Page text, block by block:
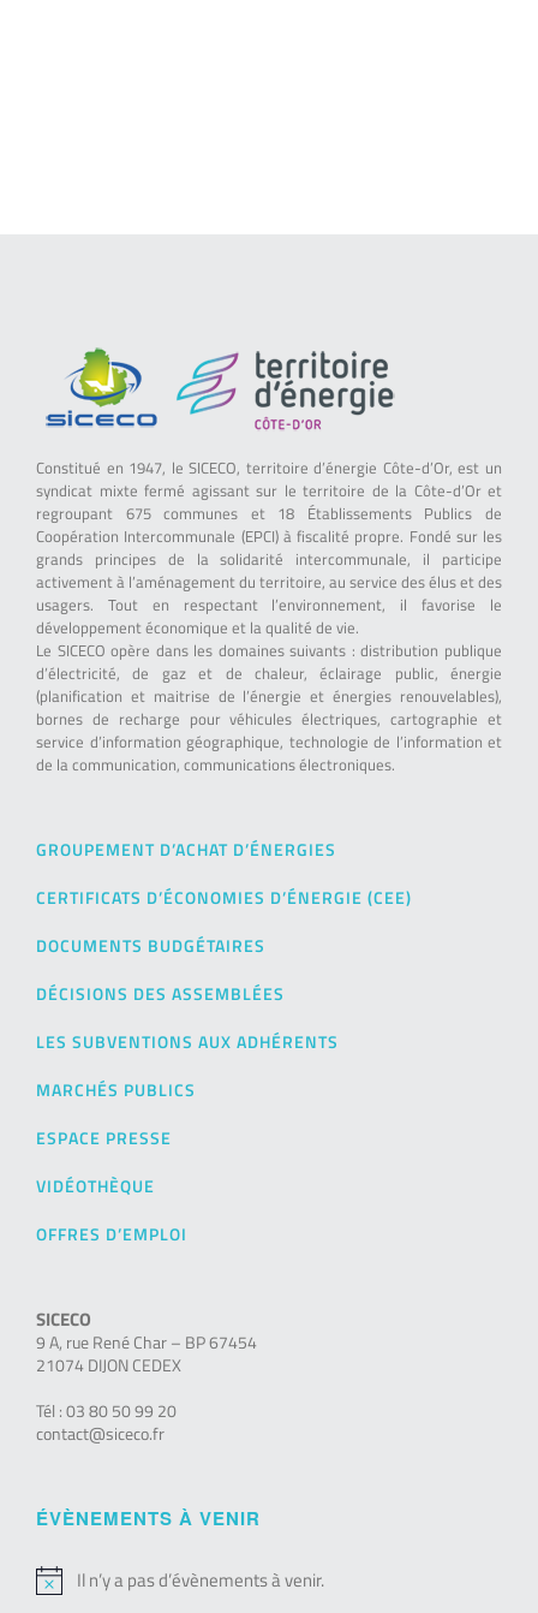
Constitué en 1947, le SICECO, territoire d’énergie Côte-d’Or, est un
syndicat mixte fermé agissant sur le territoire de la Côte-d’Or et
regroupant 675 communes et 18 Établissements Publics de
Coopération Intercommunale (EPCI) à fiscalité propre. Fondé sur les
grands principes de la solidarité intercommunale, il participe
activement à l’aménagement du territoire, au service des élus et des
usagers. Tout en respectant l’environnement, il favorise le
développement économique et la qualité de vie.
Le SICECO opère dans les domaines suivants : distribution publique
d’électricité, de gaz et de chaleur, éclairage public, énergie
(planification et maitrise de l’énergie et énergies renouvelables),
bornes de recharge pour véhicules électriques, cartographie et
service d’information géographique, technologie de l’information et
de la communication, communications électroniques.
GROUPEMENT D’ACHAT D’ÉNERGIES
CERTIFICATS D’ÉCONOMIES D’ÉNERGIE (CEE)
DOCUMENTS BUDGÉTAIRES
DÉCISIONS DES ASSEMBLÉES
LES SUBVENTIONS AUX ADHÉRENTS
MARCHÉS PUBLICS
ESPACE PRESSE
VIDÉOTHÈQUE
OFFRES D’EMPLOI
SICECO
9 A, rue René Char – BP 67454
21074 DIJON CEDEX
Tél : 03 80 50 99 20
contact@siceco.fr
ÉVÈNEMENTS À VENIR
Notice
Il n’y a pas d’évènements à venir.